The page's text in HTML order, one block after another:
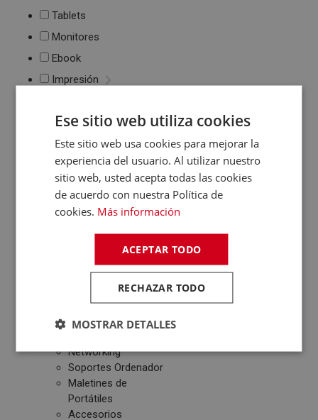
Tablets
Monitores
Ebook
Impresión
y láser
Cartuchos de tinta y
toner
Periféricos
Ratones
Teclados
WebCams y
Almacenamiento
Pendrive y Tarjetas
de Memoria
Otros PC
Networking
Soportes Ordenador
Maletines de
Portátiles
Accesorios
Ese sitio web utiliza cookies
Este sitio web usa cookies para mejorar la
experiencia del usuario. Al utilizar nuestro
sitio web, usted acepta todas las cookies
de acuerdo con nuestra Política de
cookies. Más información
ACEPTAR TODO
RECHAZAR TODO
MOSTRAR DETALLES